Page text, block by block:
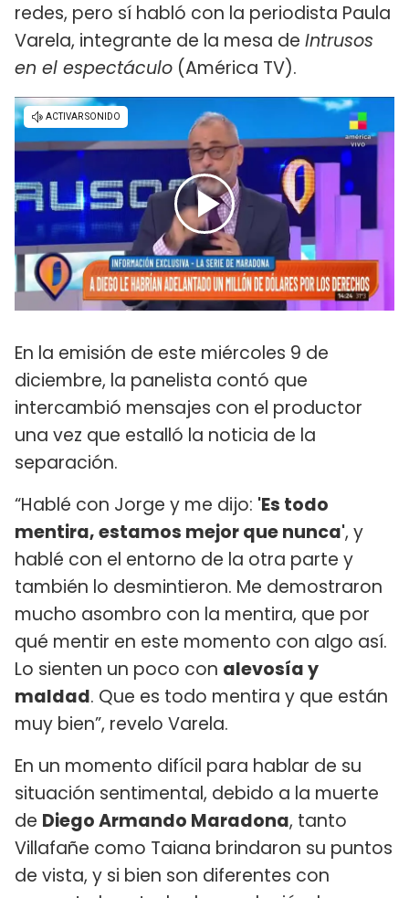
redes, pero sí habló con la periodista Paula
Varela, integrante de la mesa de Intrusos
en el espectáculo (América TV).
En la emisión de este miércoles 9 de
diciembre, la panelista contó que
intercambió mensajes con el productor
una vez que estalló la noticia de la
separación.
“Hablé con Jorge y me dijo: 'Es todo
mentira, estamos mejor que nunca', y
hablé con el entorno de la otra parte y
también lo desmintieron. Me demostraron
mucho asombro con la mentira, que por
qué mentir en este momento con algo así.
Lo sienten un poco con alevosía y
maldad. Que es todo mentira y que están
muy bien”, revelo Varela.
En un momento difícil para hablar de su
situación sentimental, debido a la muerte
de Diego Armando Maradona, tanto
Villafañe como Taiana brindaron su puntos
de vista, y si bien son diferentes con